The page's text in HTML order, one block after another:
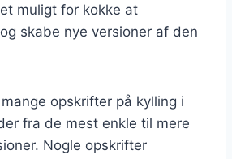
muligt for kokke at
skabe nye versioner af den
opskrifter på kylling i
fra de mest enkle til mere
Nogle opskrifter